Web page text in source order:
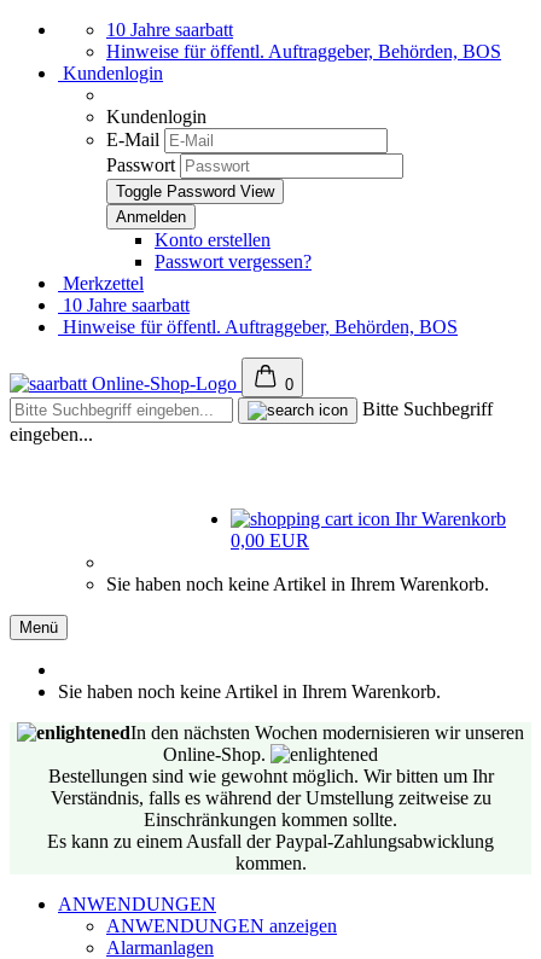
10 Jahre saarbatt
Hinweise für öffentl. Auftraggeber, Behörden, BOS
Kundenlogin
Kundenlogin
E-Mail
Passwort
Toggle Password View
Konto erstellen
Passwort vergessen?
Merkzettel
10 Jahre saarbatt
Hinweise für öffentl. Auftraggeber, Behörden, BOS
0
Bitte Suchbegriff
eingeben...
Ihr Warenkorb
0,00 EUR
Sie haben noch keine Artikel in Ihrem Warenkorb.
Menü
Sie haben noch keine Artikel in Ihrem Warenkorb.
In den nächsten Wochen modernisieren wir unseren
Online-Shop.
Bestellungen sind wie gewohnt möglich. Wir bitten um Ihr
Verständnis, falls es während der Umstellung zeitweise zu
Einschränkungen kommen sollte.
Es kann zu einem Ausfall der Paypal-Zahlungsabwicklung
kommen.
ANWENDUNGEN
ANWENDUNGEN anzeigen
Alarmanlagen